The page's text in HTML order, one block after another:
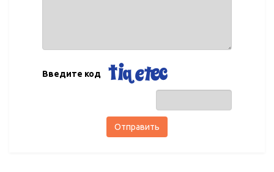
Введите код
Отправить